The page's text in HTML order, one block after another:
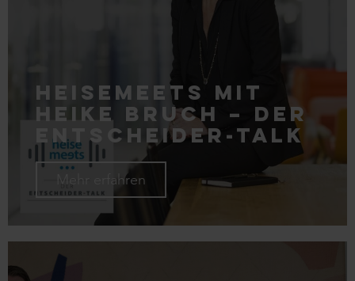
Heisemeets mit
Heike Bruch – Der
Entscheider-Talk
Mehr erfahren